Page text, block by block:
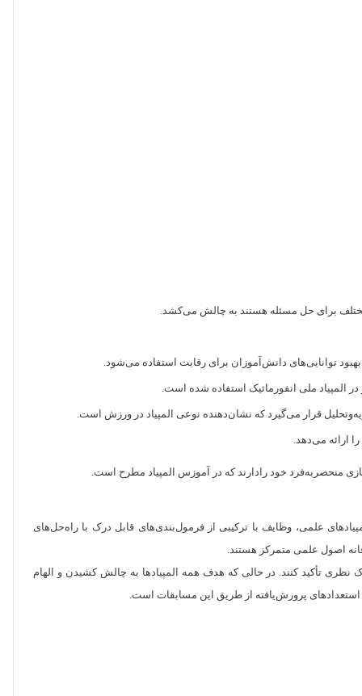
مختلف برای حل مسئله هستند به چالش می‌کشد.
در المپیاد ملی انفورماتیک استفاده شده است.
قرار می‌گیرد که نشان‌دهنده نوعی المپیاد در ورزش است.
ارائه می‌دهد.
علمی، وظایف با ترکیبی از فرمول‌بندی‌های قابل درک با راه‌حل‌های
اصول علمی متمرکز هستند.
نظری تأکید کنند. در حالی که هدف همه المپیادها به چالش کشیدن و الهام
پرورش‌یافته از طریق این مسابقات است.